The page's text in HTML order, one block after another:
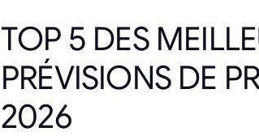
TOP 5 DES
PRÉVISIONS DE
2026